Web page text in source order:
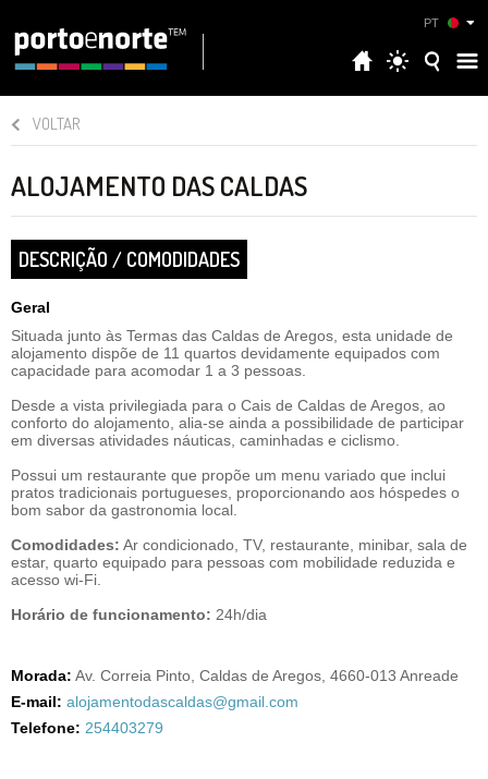
PT
VOLTAR
ALOJAMENTO DAS CALDAS
DESCRIÇÃO / COMODIDADES
Geral
Situada junto às Termas das Caldas de Aregos, esta unidade de
alojamento dispõe de 11 quartos devidamente equipados com
capacidade para acomodar 1 a 3 pessoas.
Desde a vista privilegiada para o Cais de Caldas de Aregos, ao
conforto do alojamento, alia-se ainda a possibilidade de participar
em diversas atividades náuticas, caminhadas e ciclismo.
Possui um restaurante que propõe um menu variado que inclui
pratos tradicionais portugueses, proporcionando aos hóspedes o
bom sabor da gastronomia local.
Comodidades: Ar condicionado, TV, restaurante, minibar, sala de
estar, quarto equipado para pessoas com mobilidade reduzida e
acesso wi-Fi.
Horário de funcionamento: 24h/dia
Morada: Av. Correia Pinto, Caldas de Aregos, 4660-013 Anreade
E-mail: alojamentodascaldas@gmail.com
Telefone: 254403279